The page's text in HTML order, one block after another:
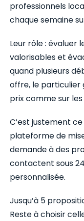
professionnels
chaque semaine
Leur rôle : évaluer
valorisables et
quand plusieurs
offre, le particulier
prix comme sur les
C’est justement
plateforme de
demande à des
contactent sous
personnalisée.
Jusqu’à 5
Reste à choisir